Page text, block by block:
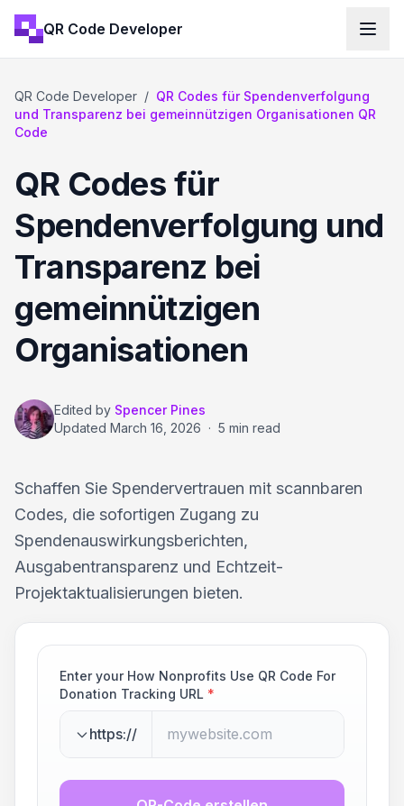
QR Code Developer
QR Code Developer / QR Codes für Spendenverfolgung
und Transparenz bei gemeinnützigen Organisationen QR
Code
QR Codes für
Spendenverfolgung und
Transparenz bei
gemeinnützigen
Organisationen
Edited by Spencer Pines
Updated March 16, 2026 · 5 min read
Schaffen Sie Spendervertrauen mit scannbaren
Codes, die sofortigen Zugang zu
Spendenauswirkungsberichten,
Ausgabentransparenz und Echtzeit-
Projektaktualisierungen bieten.
Enter your How Nonprofits Use QR Code For
Donation Tracking URL *
https://